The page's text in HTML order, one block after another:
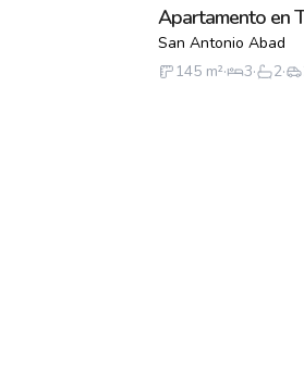
Apartamento en
San Antonio Abad
145 m²· 3· 2·